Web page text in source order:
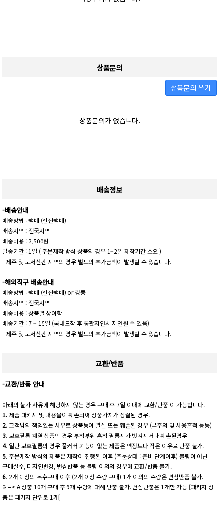
상품문의
상품문의 쓰기
상품문의가 없습니다.
배송정보
-배송안내
배송방법 : 택배 (한진택배)
배송지역 : 전국지역
배송비용 : 2,500원
발송기간 : 1일 ( 주문제작 방식 상품의 경우 1~2일 제작기간 소요 )
- 제주 및 도서산간 지역의 경우 별도의 추가금액이 발생할 수 있습니다.
-해외직구 배송안내
배송방법 : 택배 (한진택배) or 경동
배송지역 : 전국지역
배송비용 : 상품별 상이함
배송기간 : 7 ~ 15일 (국내도착 후 통관지연시 지연될 수 있음)
- 제주 및 도서산간 지역의 경우 별도의 추가금액이 발생할 수 있습니다.
교환/반품
-교환/반품 안내
아래의 불가 사유에 해당하지 않는 경우 구매 후 7일 이내에 교환/반품 이 가능합니다.
1.제품 패키지 및 내용물이 훼손되어 상품가치가 상실된 경우.
2.고객님의 책임있는 사유로 상품등이 멸실 또는 훼손된 경우 (부주의 및 사용흔적 등등)
3. 보호필름 계열 상품의 경우 부착부위 흡착 필름지가 벗겨지거나 훼손된경우
4. 일반 보호필름의 경우 풀커버 기능이 없는 제품은 액정보다 작은 이유로 반품 불가.
5. 주문제작 방식의 제품은 제작이 진행된 이후 (주문상태 : 준비 단계이후) 불량이 아닌
구매실수, 디자인변경, 변심반품 등 불량 이외의 경우에 교환/반품 불가.
6. 2개 이상의 복수구매 이후 (2개 이상 수량 구매) 1개 이외의 수량은 변심반품 불가.
예=> A 상품 10개 구매 후 9개 수량에 대해 반품 불가. 변심반품은 1개만 가능 [패키지 상
품은 패키지 단위로 1개]